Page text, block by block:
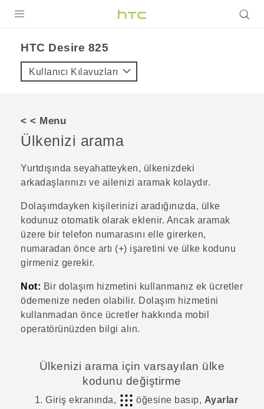
VIVE
VIVERSE
DESTEK
HTC Desire 825‎
Kullanıcı Kılavuzları
< < Menu
Ülkenizi arama
Yurtdışında seyahatteyken, ülkenizdeki
arkadaşlarınızı ve ailenizi aramak kolaydır.
Dolaşımdayken kişilerinizi aradığınızda, ülke
kodunuz otomatik olarak eklenir. Ancak aramak
üzere bir telefon numarasını elle girerken,
numaradan önce artı (+) işaretini ve ülke kodunu
girmeniz gerekir.
Not: Bir dolaşım hizmetini kullanmanız ek ücretler
ödemenize neden olabilir. Dolaşım hizmetini
kullanmadan önce ücretler hakkında mobil
operatörünüzden bilgi alın.
Ülkenizi arama için varsayılan ülke
kodunu değiştirme
Giriş ekranında, öğesine basıp, Ayarlar